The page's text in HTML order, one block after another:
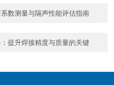
数测量与隔声性能评估指南
提升焊接精度与质量的关键